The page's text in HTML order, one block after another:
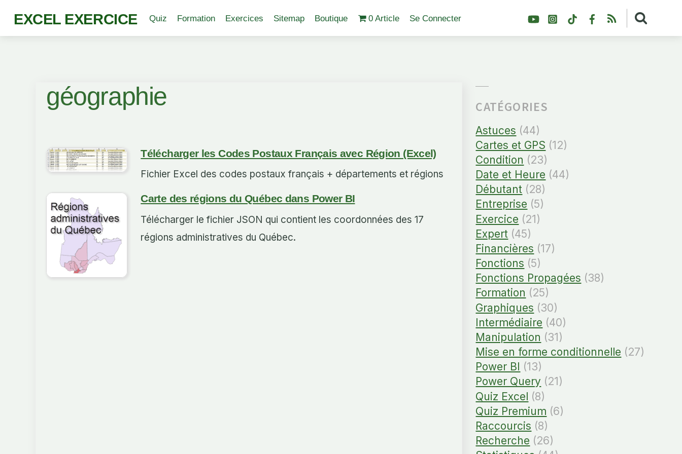
EXCEL EXERCICE YouTubeInstagramTikTokFacebook
RSS
Quiz Formation Exercices Sitemap Boutique 0 Article Se Connecter
géographie
Télécharger les Codes Postaux Français avec Région (Excel)
Fichier Excel des codes postaux français + départements et régions
Carte des régions du Québec dans Power BI
Télécharger le fichier JSON qui contient les coordonnées des 17
régions administratives du Québec.
CATÉGORIES
Astuces (44)
Cartes et GPS (12)
Condition (23)
Date et Heure (44)
Débutant (28)
Entreprise (5)
Exercice (21)
Expert (45)
Financières (17)
Fonctions (5)
Fonctions Propagées (38)
Formation (25)
Graphiques (30)
Intermédiaire (40)
Manipulation (31)
Mise en forme conditionnelle (27)
Power BI (13)
Power Query (21)
Quiz Excel (8)
Quiz Premium (6)
Raccourcis (8)
Recherche (26)